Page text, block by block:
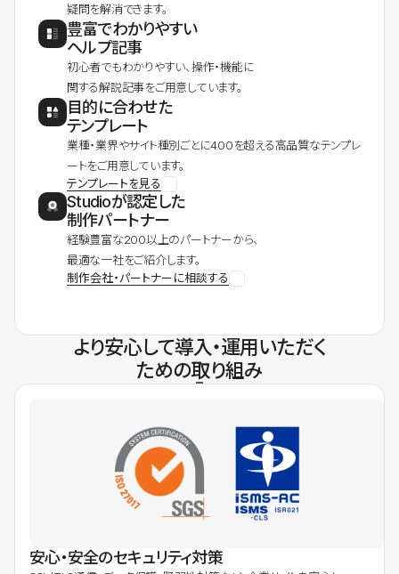
疑問を解消できます。
豊富でわかりやすい
ヘルプ記事
初心者でもわかりやすい、操作・機能に
関する解説記事をご用意しています。
目的に合わせた
テンプレート
業種・業界やサイト種別ごとに400を超える高品質なテンプレ
ートをご用意しています。
テンプレートを見る
Studioが認定した
制作パートナー
経験豊富な200以上のパートナーから、
最適な一社をご紹介します。
制作会社・パートナーに相談する
より安心して導入・運用いただく
ための取り組み
安心・安全のセキュリティ対策